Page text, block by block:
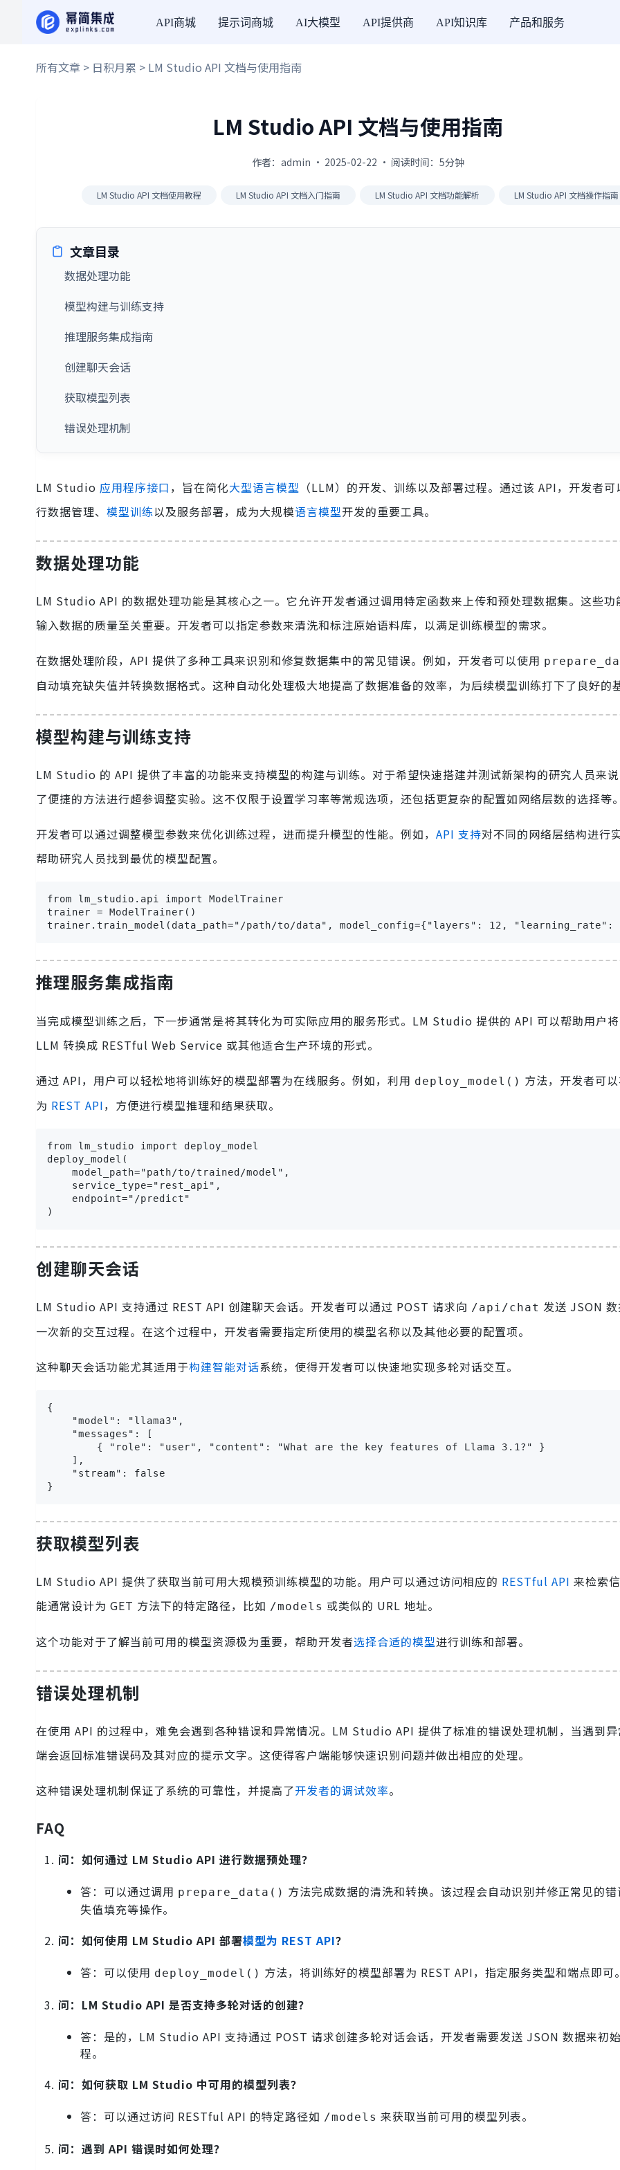
API商城 提示词商城 AI大模型 API提供商 API知识库 产品和服务
所有文章 > 日积月累 > LM Studio API 文档与使用指南
LM Studio API 文档与使用指南
作者：admin · 2025-02-22 · 阅读时间：5分钟
LM Studio API 文档使用教程 LM Studio API 文档入门指南 LM Studio API 文档功能解析 LM Studio API 文档操作指南
文章目录
数据处理功能
模型构建与训练支持
推理服务集成指南
创建聊天会话
获取模型列表
错误处理机制
LM Studio 应用程序接口 ，旨在简化大型语言模型 （LLM）的开发、训练以及部署过程。通过该 API，开发者
行数据管理、 模型训练以及服务部署，成为大规模语言模型开发的重要工具。
数据处理功能
LM Studio API 的数据处理功能是其核心之一。它允许开发者通过调用特定函数来上传和预处理数据集。这些功
输入数据的质量至关重要。开发者可以指定参数来清洗和标注原始语料库，以满足训练模型的需求。
在数据处理阶段，API 提供了多种工具来识别和修复数据集中的常见错误。例如，开发者可以使用
自动填充缺失值并转换数据格式。这种自动化处理极大地提高了数据准备的效率，为后续模型训练打下了良好的
模型构建与训练支持
LM Studio 的 API 提供了丰富的功能来支持模型的构建与训练。对于希望快速搭建并测试新架构的研究人员来
了便捷的方法进行超参调整实验。这不仅限于设置学习率等常规选项，还包括更复杂的配置如网络层数的选择等。
开发者可以通过调整模型参数来优化训练过程，进而提升模型的性能。例如， API 支持对不同的网络层结构进行
帮助研究人员找到最优的模型配置。
from lm_studio.api import ModelTrainer
trainer = ModelTrainer()
trainer.train_model(data_path="/path/to/data", model_config={"layers": 12, "learning_rate":
推理服务集成指南
当完成模型训练之后，下一步通常是将其转化为可实际应用的服务形式。LM Studio 提供的 API 可以帮助用户
LLM 转换成 RESTful Web Service 或其他适合生产环境的形式。
通过 API，用户可以轻松地将训练好的模型部署为在线服务。例如，利用 deploy_model() 方法，开发者可
为 REST API，方便进行模型推理和结果获取。
from lm_studio import deploy_model
deploy_model(
    model_path="path/to/trained/model",
    service_type="rest_api",
    endpoint="/predict"
)
创建聊天会话
LM Studio API 支持通过 REST API 创建聊天会话。开发者可以通过 POST 请求向 /api/chat 发送 JSON
一次新的交互过程。在这个过程中，开发者需要指定所使用的模型名称以及其他必要的配置项。
这种聊天会话功能尤其适用于构建智能对话系统，使得开发者可以快速地实现多轮对话交互。
{
    "model": "llama3",
    "messages": [
        { "role": "user", "content": "What are the key features of Llama 3.1?" }
    ],
    "stream": false
}
获取模型列表
LM Studio API 提供了获取当前可用大规模预训练模型的功能。用户可以通过访问相应的 RESTful API 来检索
能通常设计为 GET 方法下的特定路径，比如 /models 或类似的 URL 地址。
这个功能对于了解当前可用的模型资源极为重要，帮助开发者选择合适的模型进行训练和部署。
错误处理机制
在使用 API 的过程中，难免会遇到各种错误和异常情况。LM Studio API 提供了标准的错误处理机制，当遇到
端会返回标准错误码及其对应的提示文字。这使得客户端能够快速识别问题并做出相应的处理。
这种错误处理机制保证了系统的可靠性，并提高了开发者的调试效率。
FAQ
问：如何通过 LM Studio API 进行数据预处理？
答：可以通过调用 prepare_data() 方法完成数据的清洗和转换。该过程会自动识别并修正常见的
失值填充等操作。
问：如何使用 LM Studio API 部署模型为 REST API？
答：可以使用 deploy_model() 方法，将训练好的模型部署为 REST API，指定服务类型和端点即可。
问：LM Studio API 是否支持多轮对话的创建？
答：是的，LM Studio API 支持通过 POST 请求创建多轮对话会话，开发者需要发送 JSON 数据来初
程。
问：如何获取 LM Studio 中可用的模型列表？
答：可以通过访问 RESTful API 的特定路径如 /models 来获取当前可用的模型列表。
问：遇到 API 错误时如何处理？